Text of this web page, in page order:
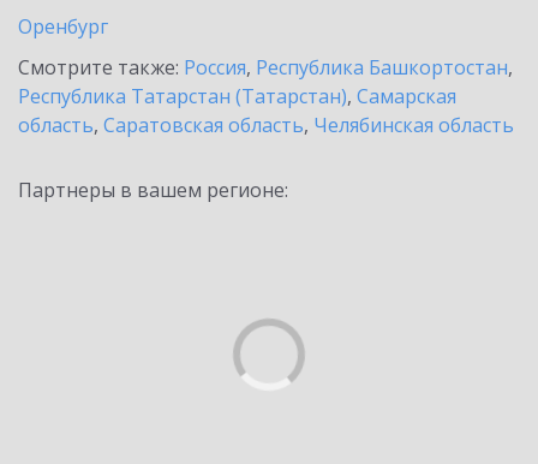
Оренбург
Смотрите также: Россия, Республика Башкортостан,
Республика Татарстан (Татарстан), Самарская
область, Саратовская область, Челябинская область
Партнеры в вашем регионе: